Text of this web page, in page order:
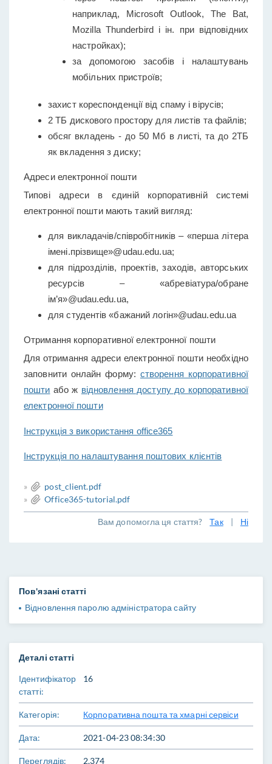
наприклад, Microsoft Outlook, The Bat,
Mozilla Thunderbird і ін. при відповідних
настройках);
за допомогою засобів і налаштувань
мобільних пристроїв;
захист кореспонденції від спаму і вірусів;
2 ТБ дискового простору для листів та файлів;
обсяг вкладень - до 50 Mб в листі, та до 2ТБ
як вкладення з диску;
Адреси електронної пошти
Типові адреси в єдиній корпоративній системі
електронної пошти мають такий вигляд:
для викладачів/співробітників – «перша літера
імені.прізвище»@udau.edu.ua;
для підрозділів, проектів, заходів, авторських
ресурсів – «абревіатура/обране
ім’я»@udau.edu.ua,
для студентів «бажаний логін»@udau.edu.ua
Отримання корпоративної електронної пошти
Для отримання адреси електронної пошти необхідно
заповнити онлайн форму: створення корпоративної
пошти або ж відновлення доступу до корпоративної
електронної пошти
Інструкція з використання office365
Інструкція по налаштування поштових клієнтів
»
post_client.pdf
»
Office365-tutorial.pdf
Вам допомогла ця стаття? Так | Ні
Деталі статті
Ідентифікатор
статті:
16
Категорія: Корпоративна пошта та хмарні сервіси
Дата: 2021-04-23 08:34:30
Переглядів: 2,374
Пов'язані статті
Відновлення паролю адміністратора сайту